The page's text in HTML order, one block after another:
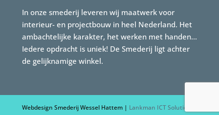
In onze smederij leveren wij maatwerk voor
interieur- en projectbouw in heel Nederland. Het
ambachtelijke karakter, het werken met handen…
Iedere opdracht is uniek! De Smederij ligt achter
de gelijknamige winkel.
Webdesign Smederij Wessel Hattem | Lankman ICT Solutions